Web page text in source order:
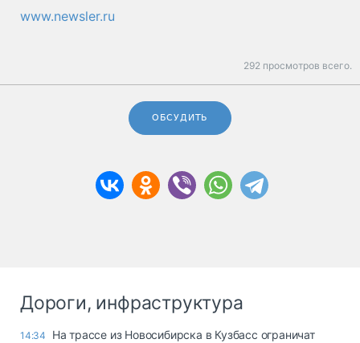
www.newsler.ru
292 просмотров всего.
ОБСУДИТЬ
Дороги, инфраструктура
14:34
На трассе из Новосибирска в Кузбасс ограничат